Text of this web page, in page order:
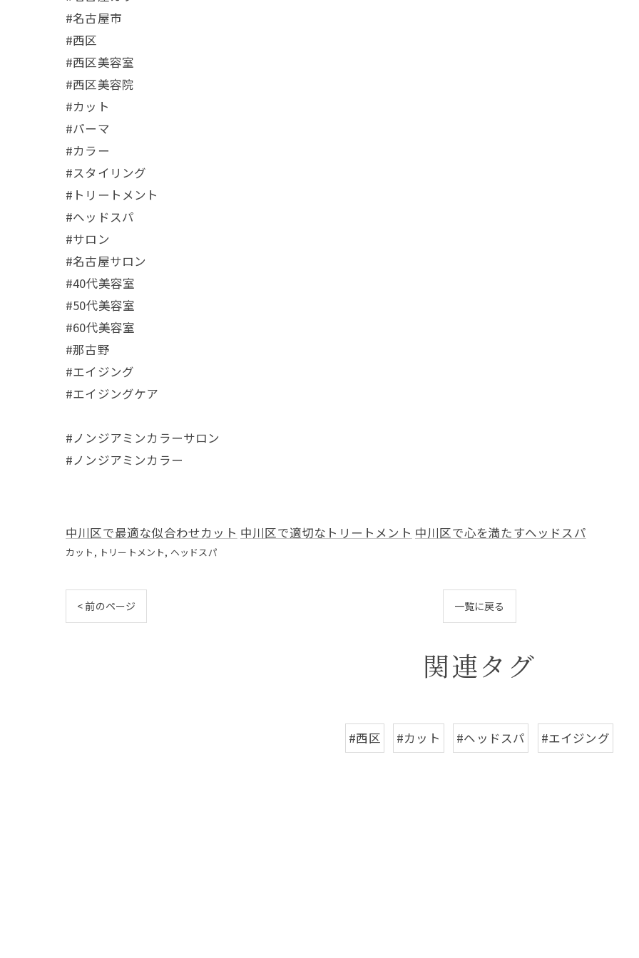
#名古屋市
#西区
#西区美容室
#西区美容院
#カット
#パーマ⁡
#カラー
#スタイリング
#トリートメント
#ヘッドスパ
#サロン
#名古屋サロン
#40代美容室
#50代美容室
#60代美容室
#那古野
#エイジング
#エイジングケア
#ノンジアミンカラーサロン⁡
#ノンジアミンカラー
中川区で最適な似合わせカット 中川区で適切なトリートメント 中川区で心を満たすヘッドスパ
カット トリートメント ヘッドスパ
< 前のページ 一覧に戻る
関連タグ
#西区 #カット #ヘッドスパ #エイジング